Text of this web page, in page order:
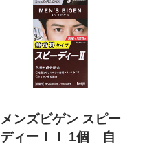
メンズビゲン スピー
ディーＩＩ 1個 自